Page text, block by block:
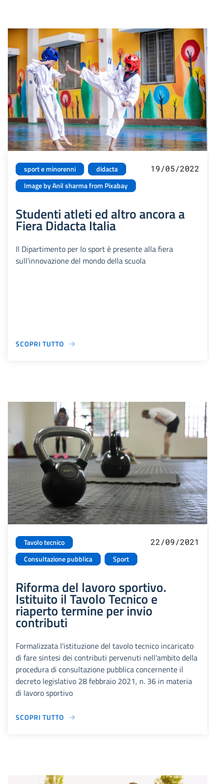
sport e minorenni
didacta
Image by Anil sharma from Pixabay
19/05/2022
Studenti atleti ed altro ancora a
Fiera Didacta Italia
Il Dipartimento per lo sport è presente alla fiera
sull'innovazione del mondo della scuola
SCOPRI TUTTO
Tavolo tecnico
Consultazione pubblica
Sport
22/09/2021
Riforma del lavoro sportivo.
Istituito il Tavolo Tecnico e
riaperto termine per invio
contributi
Formalizzata l'istituzione del tavolo tecnico incaricato
di fare sintesi dei contributi pervenuti nell'ambito della
procedura di consultazione pubblica concernente il
decreto legislativo 28 febbraio 2021, n. 36 in materia
di lavoro sportivo
SCOPRI TUTTO